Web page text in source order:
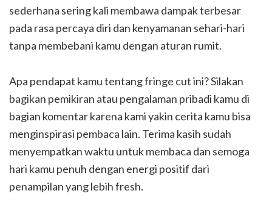
sederhana sering kali membawa dampak terbesar
pada rasa percaya diri dan kenyamanan sehari-hari
tanpa membebani kamu dengan aturan rumit.
Apa pendapat kamu tentang fringe cut ini? Silakan
bagikan pemikiran atau pengalaman pribadi kamu di
bagian komentar karena kami yakin cerita kamu bisa
menginspirasi pembaca lain. Terima kasih sudah
menyempatkan waktu untuk membaca dan semoga
hari kamu penuh dengan energi positif dari
penampilan yang lebih fresh.